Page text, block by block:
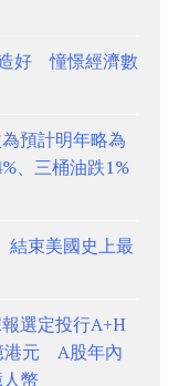
好 憧憬經濟數
預計明年略為
、三桶油跌1%
束美國史上最
選定投行A+H
港元 A股年內
幣